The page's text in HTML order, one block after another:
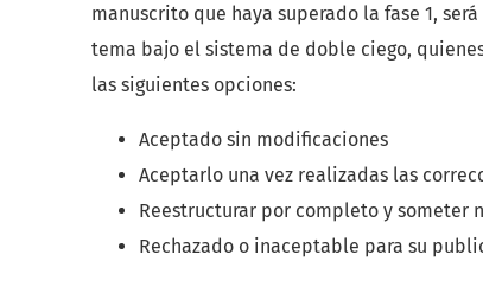
manuscrito que haya superado la fase 1,
tema bajo el sistema de doble ciego,
las siguientes opciones:
Aceptado sin modificaciones
Aceptarlo una vez realizadas las
Reestructurar por completo y someter
Rechazado o inaceptable para su